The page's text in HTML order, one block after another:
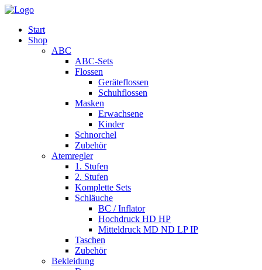
Start
Shop
ABC
ABC-Sets
Flossen
Geräteflossen
Schuhflossen
Masken
Erwachsene
Kinder
Schnorchel
Zubehör
Atemregler
1. Stufen
2. Stufen
Komplette Sets
Schläuche
BC / Inflator
Hochdruck HD HP
Mitteldruck MD ND LP IP
Taschen
Zubehör
Bekleidung